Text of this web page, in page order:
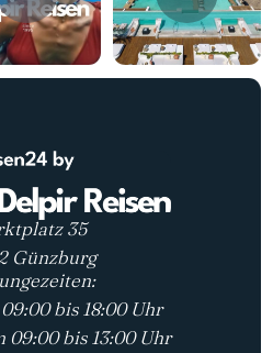
35
Günzburg
bis 18:00 Uhr
09:00 bis 13:00 Uhr